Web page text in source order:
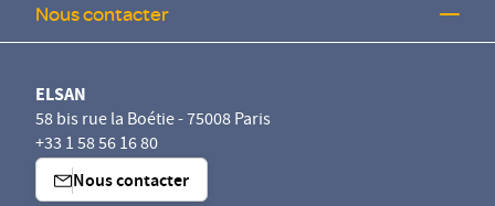
Nous contacter
ELSAN
58 bis rue la Boétie - 75008 Paris
+33 1 58 56 16 80
Nous contacter